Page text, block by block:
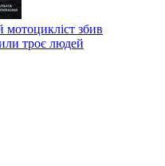
збив
троє людей